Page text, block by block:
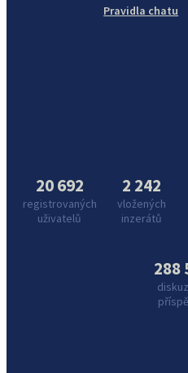
Pravidla chatu
20 692
registrovaných
uživatelů
2 242
vložených
inzerátů
288